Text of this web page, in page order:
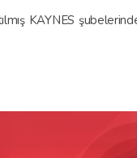
KAYNES